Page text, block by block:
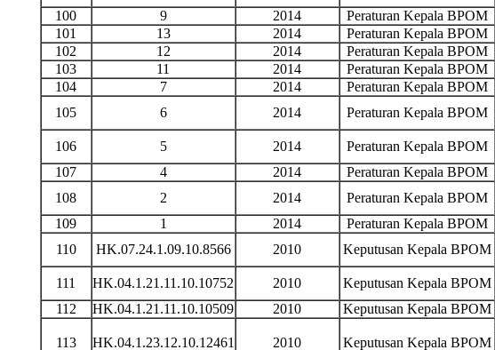
100 9 2014 Peraturan Kepala BPOM
101
13 2014 Peraturan Kepala BPOM
102
12 2014 Peraturan Kepala BPOM
103
11 2014 Peraturan Kepala BPOM
104
7 2014 Peraturan Kepala BPOM
105
6 2014 Peraturan Kepala BPOM
106 5 2014 Peraturan Kepala BPOM
107
4 2014 Peraturan Kepala BPOM
108
2 2014 Peraturan Kepala BPOM
109
1 2014 Peraturan Kepala BPOM
110
HK.07.24.1.09.10.8566 2010 Keputusan Kepala BPOM
111 HK.04.1.21.11.10.10752 2010 Keputusan Kepala BPOM
112
HK.04.1.21.11.10.10509 2010 Keputusan Kepala BPOM
113 HK.04.1.23.12.10.12461 2010 Keputusan Kepala BPOM